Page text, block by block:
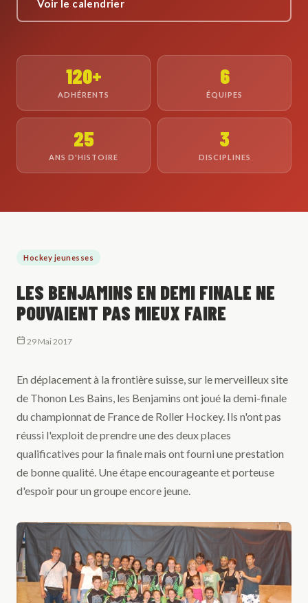
Voir le calendrier
120+
ADHÉRENTS
6
ÉQUIPES
25
ANS D'HISTOIRE
3
DISCIPLINES
Hockey jeunesses
LES BENJAMINS EN DEMI FINALE NE
POUVAIENT PAS MIEUX FAIRE
29 Mai 2017
En déplacement à la frontière suisse, sur le merveilleux site
de Thonon Les Bains, les Benjamins ont joué la demi-finale
du championnat de France de Roller Hockey. Ils n'ont pas
réussi l'exploit de prendre une des deux places
qualificatives pour la finale mais ont fourni une prestation
de bonne qualité. Une étape encourageante et porteuse
d'espoir pour un groupe encore jeune.